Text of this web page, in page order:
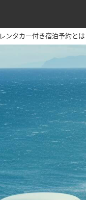
レンタカー付き宿泊予約とは